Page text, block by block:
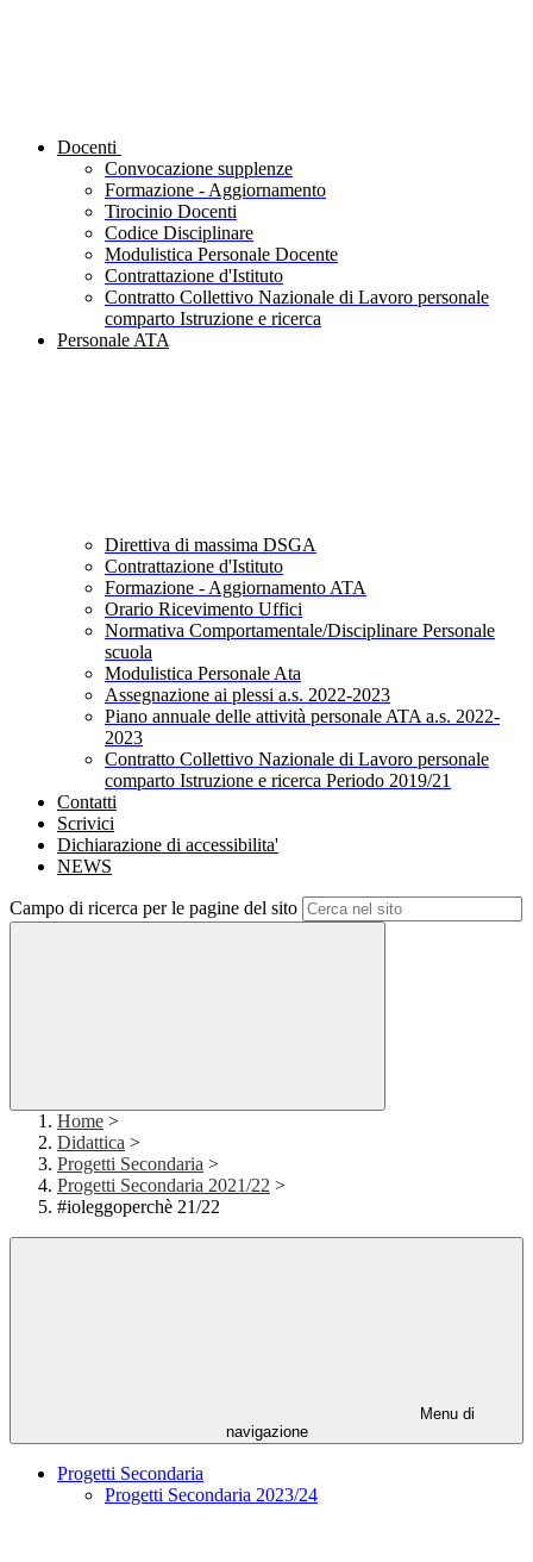
Docenti
Convocazione supplenze
Formazione - Aggiornamento
Tirocinio Docenti
Codice Disciplinare
Modulistica Personale Docente
Contrattazione d'Istituto
Contratto Collettivo Nazionale di Lavoro personale
comparto Istruzione e ricerca
Personale ATA
Direttiva di massima DSGA
Contrattazione d'Istituto
Formazione - Aggiornamento ATA
Orario Ricevimento Uffici
Normativa Comportamentale/Disciplinare Personale
scuola
Modulistica Personale Ata
Assegnazione ai plessi a.s. 2022-2023
Piano annuale delle attività personale ATA a.s. 2022-
2023
Contratto Collettivo Nazionale di Lavoro personale
comparto Istruzione e ricerca Periodo 2019/21
Contatti
Scrivici
Dichiarazione di accessibilita'
NEWS
Campo di ricerca per le pagine del sito
Home >
Didattica >
Progetti Secondaria >
Progetti Secondaria 2021/22 >
#ioleggoperchè 21/22
Menu di
navigazione
Progetti Secondaria
Progetti Secondaria 2023/24